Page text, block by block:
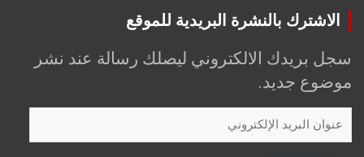
الاشترك بالنشرة البريدية للموقع
سجل بريدك الالكتروني ليصلك رسالة عند نشر
موضوع جديد.
عنوان
البريد